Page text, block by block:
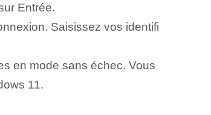
Entrée.
Saisissez vos identifi
en mode sans échec. Vous
11.